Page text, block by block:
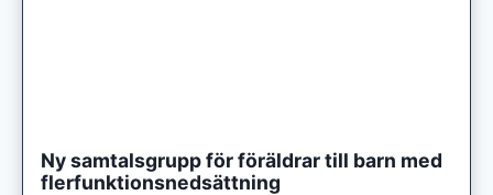
Ny samtalsgrupp för föräldrar till barn med
flerfunktionsnedsättning